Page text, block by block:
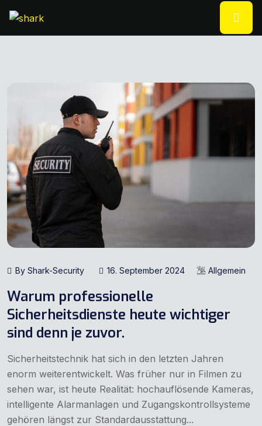
By Shark-Security 16. September 2024 Allgemein
Warum professionelle
Sicherheitsdienste heute wichtiger
sind denn je zuvor.
Sicherheitstechnik hat sich in den letzten Jahren
enorm weiterentwickelt. Was früher nur in Filmen zu
sehen war, ist heute Realität: hochauflösende Kameras,
intelligente Alarmanlagen und Zugangskontrollsysteme
gehören längst zur Standardausstattung...